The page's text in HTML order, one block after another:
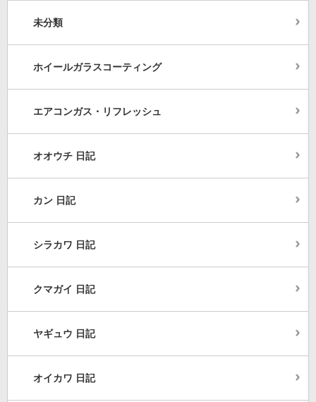
未分類
ホイールガラスコーティング
エアコンガス・リフレッシュ
オオウチ 日記
カン 日記
シラカワ 日記
クマガイ 日記
ヤギュウ 日記
オイカワ 日記